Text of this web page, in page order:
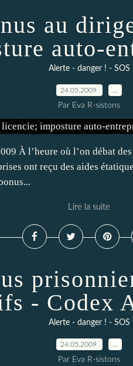
au
auto-
Alerte - danger ! - SOS
24.05.2009
Par Eva R-sistons
À l’heure où l’on débat
ont reçu des aides
Lire la suite
- Codex
Alerte - danger ! - SOS
24.05.2009
Par Eva R-sistons